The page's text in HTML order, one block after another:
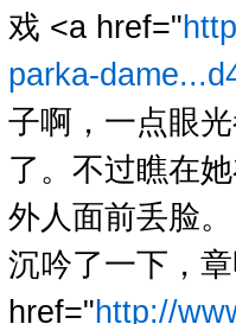
戏 <a href="
parka-
子啊，一点眼
了。不过瞧在
外人面前丢脸。
沉吟了一下，
href="http://